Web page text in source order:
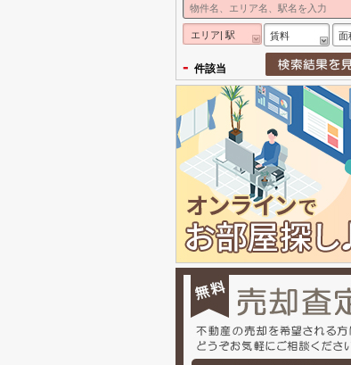
エリア| 駅 賃料 面
- 件該当